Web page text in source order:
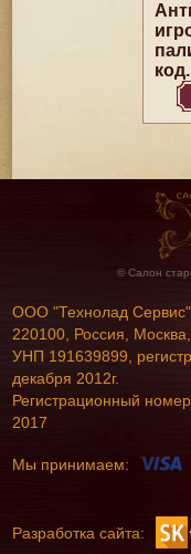
© Салон
ООО "Технолад Сервис"
220100, Россия,
УНП 191639899,
декабря 2012г.
Регистрационный
2017
Мы принимаем:
Разработка сайта: